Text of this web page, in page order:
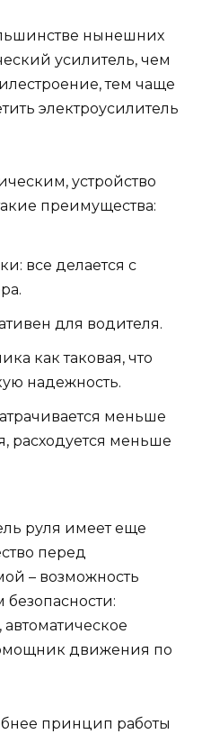
нынешних
усилитель, чем
тем чаще
электроусилитель
устройство
преимущества:
все делается с
для водителя.
как таковая, что
надежность.
меньше
расходуется меньше
руля имеет еще
перед
– возможность
безопасности:
движения по
принцип работы